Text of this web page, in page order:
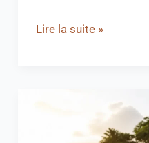
Lire la suite »